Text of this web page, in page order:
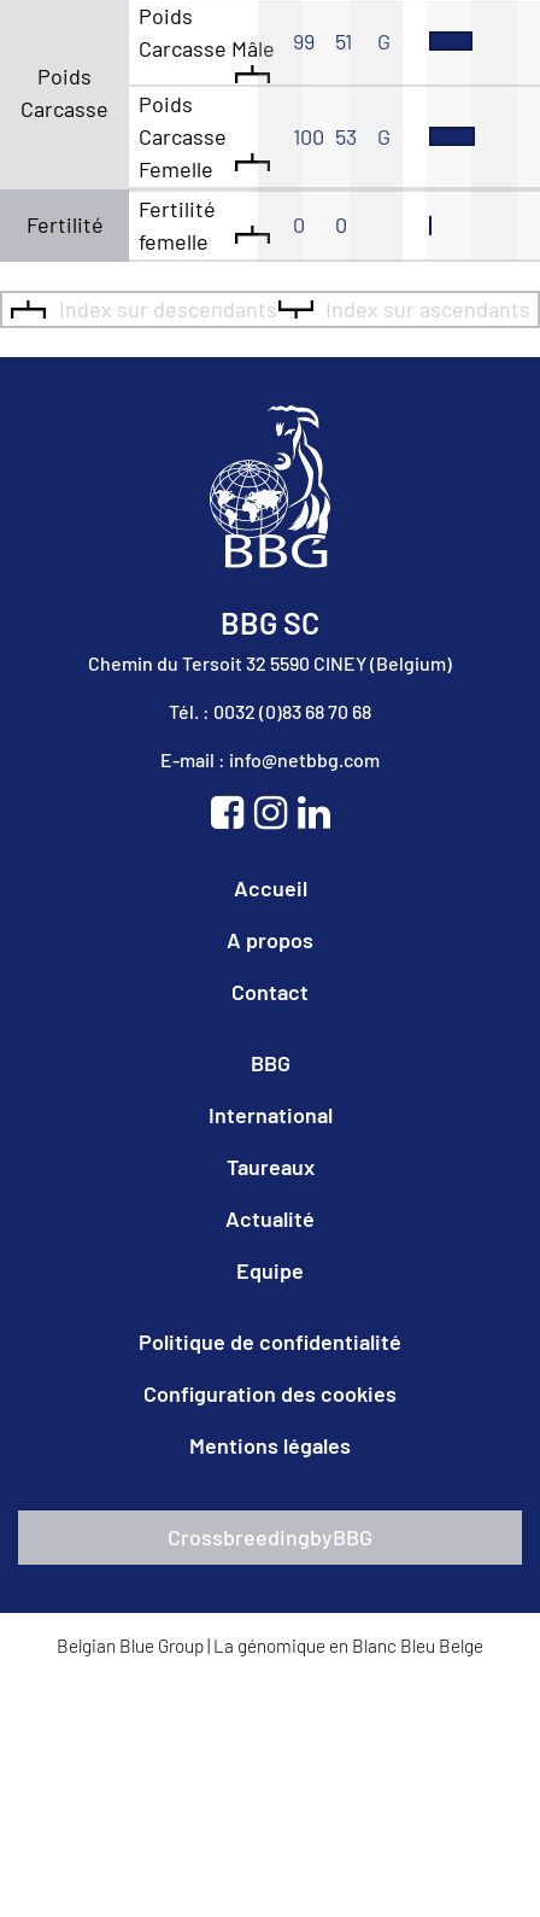
Poids
Carcasse
Poids
Carcasse Mâle
99 51 G
Poids
Carcasse
Femelle
100 53 G
Fertilité
Fertilité
femelle
0 0
Index sur descendants Index sur ascendants
BBG SC
Chemin du Tersoit 32 5590 CINEY (Belgium)
Tél. : 0032 (0)83 68 70 68
E-mail : info@netbbg.com
Accueil
A propos
Contact
BBG
International
Taureaux
Actualité
Equipe
Politique de confidentialité
Configuration des cookies
Mentions légales
CrossbreedingbyBBG
Belgian Blue Group| La génomique en Blanc Bleu Belge